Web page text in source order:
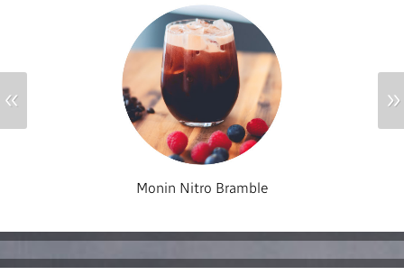
Monin Nitro Bramble
« »